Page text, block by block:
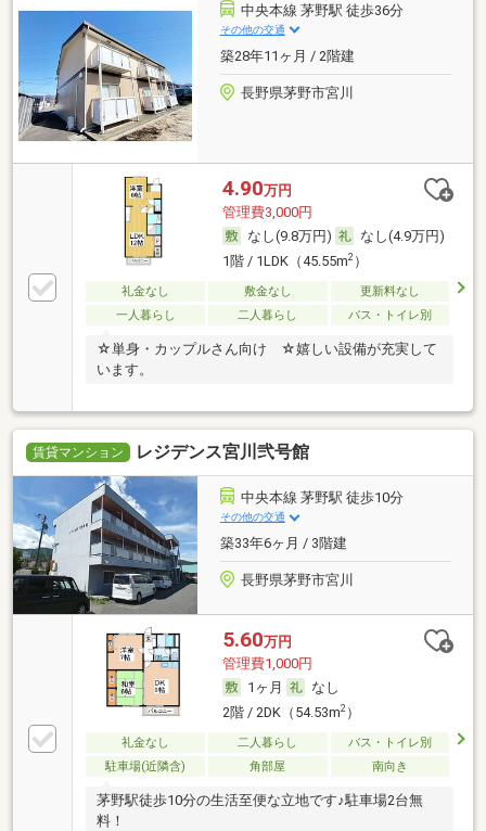
中央本線 茅野駅 徒歩36分
その他の交通
築28年11ヶ月 / 2階建
長野県茅野市宮川
4.90万円
管理費3,000円
なし(9.8万円)
なし(4.9万円)
1階 / 1LDK（45.55m2）
礼金なし 敷金なし
更新料なし
一人暮らし
二人暮らし バス・トイレ別
☆単身・カップルさん向け ☆嬉しい設備が充実して
います。
賃貸マンション レジデンス宮川弐号館
中央本線 茅野駅 徒歩10分
その他の交通
築33年6ヶ月 / 3階建
長野県茅野市宮川
5.60万円
管理費1,000円
1ヶ月
なし
2階 / 2DK（54.53m2）
礼金なし 二人暮らし
バス・トイレ別
駐車場(近隣含)
角部屋 南向き
茅野駅徒歩10分の生活至便な立地です♪駐車場2台無
料！